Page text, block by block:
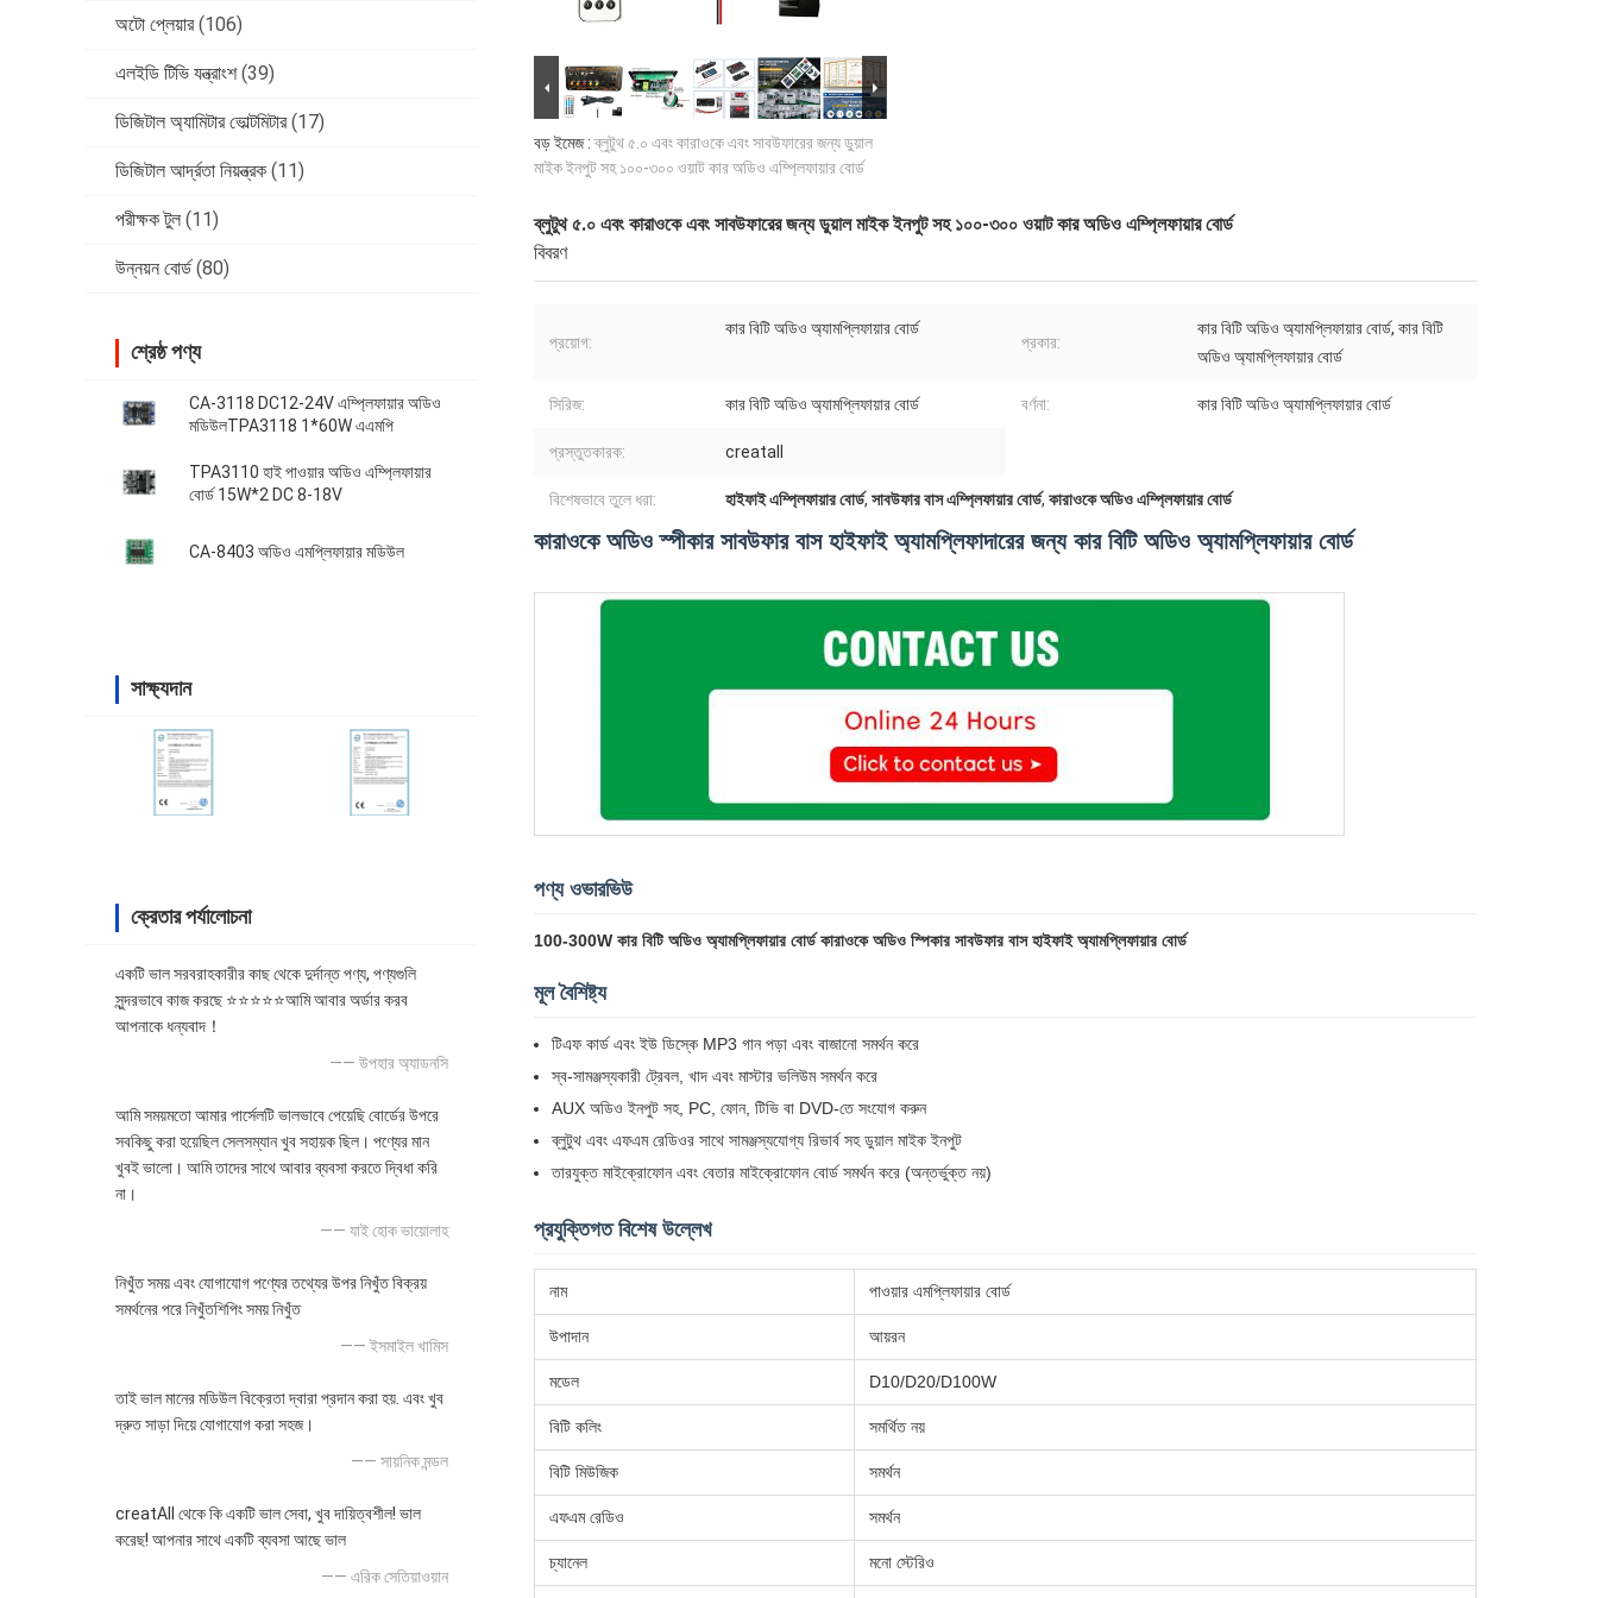
অটো প্লেয়ার (106)
এলইডি টিভি যন্ত্রাংশ (39)
ডিজিটাল অ্যামিটার ভোল্টমিটার (17)
ডিজিটাল আর্দ্রতা নিয়ন্ত্রক (11)
পরীক্ষক টুল (11)
উন্নয়ন বোর্ড (80)
শ্রেষ্ঠ পণ্য
CA-3118 DC12-24V এম্প্লিফায়ার অডিও
মডিউলTPA3118 1*60W এএমপি
TPA3110 হাই পাওয়ার অডিও এম্প্লিফায়ার
বোর্ড 15W*2 DC 8-18V
CA-8403 অডিও এমপ্লিফায়ার মডিউল
সাক্ষ্যদান
ক্রেতার পর্যালোচনা
একটি ভাল সরবরাহকারীর কাছ থেকে দুর্দান্ত পণ্য, পণ্যগুলি
সুন্দরভাবে কাজ করছে ⭐⭐⭐⭐⭐আমি আবার অর্ডার করব
আপনাকে ধন্যবাদ！
—— উপহার অ্যাডনসি
আমি সময়মতো আমার পার্সেলটি ভালভাবে পেয়েছি বোর্ডের উপরে
সবকিছু করা হয়েছিল সেলসম্যান খুব সহায়ক ছিল। পণ্যের মান
খুবই ভালো। আমি তাদের সাথে আবার ব্যবসা করতে দ্বিধা করি
না।
—— যাই হোক ভায়োলাহ
নিখুঁত সময় এবং যোগাযোগ পণ্যের তথ্যের উপর নিখুঁত বিক্রয়
সমর্থনের পরে নিখুঁতশিপিং সময় নিখুঁত
—— ইসমাইল খামিস
তাই ভাল মানের মডিউল বিক্রেতা দ্বারা প্রদান করা হয়. এবং খুব
দ্রুত সাড়া দিয়ে যোগাযোগ করা সহজ।
—— সায়নিক মন্ডল
creatAll থেকে কি একটি ভাল সেবা, খুব দায়িত্বশীল! ভাল
করেছ! আপনার সাথে একটি ব্যবসা আছে ভাল
—— এরিক সেতিয়াওয়ান
বড় ইমেজ :ব্লুটুথ ৫.০ এবং কারাওকে এবং সাবউফারের জন্য ডুয়াল
মাইক ইনপুট সহ ১০০-৩০০ ওয়াট কার অডিও এম্প্লিফায়ার বোর্ড
ব্লুটুথ ৫.০ এবং কারাওকে এবং সাবউফারের জন্য ডুয়াল মাইক ইনপুট সহ ১০০-৩০০ ওয়াট কার অডিও এম্প্লিফায়ার বোর্ড
বিবরণ
প্রয়োগ:
কার বিটি অডিও অ্যামপ্লিফায়ার বোর্ড
প্রকার:
কার বিটি অডিও অ্যামপ্লিফায়ার বোর্ড, কার বিটি
অডিও অ্যামপ্লিফায়ার বোর্ড
সিরিজ: কার বিটি অডিও অ্যামপ্লিফায়ার বোর্ড বর্ণনা: কার বিটি অডিও অ্যামপ্লিফায়ার বোর্ড
প্রস্তুতকারক: creatall
বিশেষভাবে তুলে ধরা: হাইফাই এম্প্লিফায়ার বোর্ড, সাবউফার বাস এম্প্লিফায়ার বোর্ড, কারাওকে অডিও এম্প্লিফায়ার বোর্ড
কারাওকে অডিও স্পীকার সাবউফার বাস হাইফাই অ্যামপ্লিফাদারের জন্য কার বিটি অডিও অ্যামপ্লিফায়ার বোর্ড
পণ্য ওভারভিউ
100-300W কার বিটি অডিও অ্যামপ্লিফায়ার বোর্ড কারাওকে অডিও স্পিকার সাবউফার বাস হাইফাই অ্যামপ্লিফায়ার বোর্ড
মূল বৈশিষ্ট্য
টিএফ কার্ড এবং ইউ ডিস্কে MP3 গান পড়া এবং বাজানো সমর্থন করে
স্ব-সামঞ্জস্যকারী ট্রেবল, খাদ এবং মাস্টার ভলিউম সমর্থন করে
AUX অডিও ইনপুট সহ, PC, ফোন, টিভি বা DVD-তে সংযোগ করুন
ব্লুটুথ এবং এফএম রেডিওর সাথে সামঞ্জস্যযোগ্য রিভার্ব সহ ডুয়াল মাইক ইনপুট
তারযুক্ত মাইক্রোফোন এবং বেতার মাইক্রোফোন বোর্ড সমর্থন করে (অন্তর্ভুক্ত নয়)
প্রযুক্তিগত বিশেষ উল্লেখ
নাম পাওয়ার এমপ্লিফায়ার বোর্ড
উপাদান আয়রন
মডেল D10/D20/D100W
বিটি কলিং সমর্থিত নয়
বিটি মিউজিক সমর্থন
এফএম রেডিও সমর্থন
চ্যানেল মনো স্টেরিও